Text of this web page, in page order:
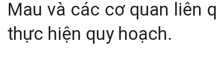
Mau và các cơ quan liên
thực hiện quy hoạch.